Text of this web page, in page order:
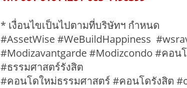
* เงื่อนไขเป็นไปตามที่บริษัทฯ กำหนด
#AssetWise #WeBuildHappiness
#Modizavantgarde #Modizcondo #คอน
#ธรรมศาสตร์รังสิต
#คอนโดใหม่ธรรมศาสตร์ #คอนโดรังสิต